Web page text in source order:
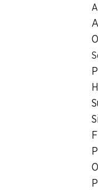
Ricerca di
Filiale Denner
1000
Métropole
Rue des